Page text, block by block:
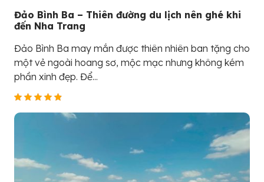
Đảo Bình Ba – Thiên đường du lịch nên ghé khi
đến Nha Trang
Đảo Bình Ba may mắn được thiên nhiên ban tặng cho
một vẻ ngoài hoang sơ, mộc mạc nhưng không kém
phần xinh đẹp. Để...